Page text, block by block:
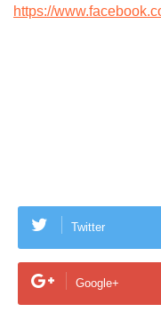
https://
Twitter
Google+